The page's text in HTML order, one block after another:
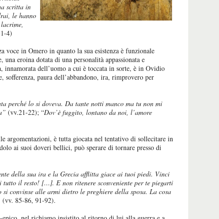
scritta in
le hanno
4)
in Omero in quanto la sua esistenza è funzionale
eroina dotata di una personalità appassionata e
innamorata dell’uomo a cui è toccata in sorte, è in Ovidio
sofferenza, paura dell’abbandono, ira, rimprovero per
perché lo si doveva. Da tante notti manco ma tu non mi
(vv.21-22); “Dov’è fuggito, lontano da noi, l’amore
argomentazioni, è tutta giocata nel tentativo di sollecitare in
ai suoi doveri bellici, può sperare di tornare presso di
della sua ira e la Grecia afflitta giace ai tuoi piedi. Vinci
il resto! […]. E non ritenere sconveniente per te piegarti
convinse alle armi dietro le preghiere della sposa. La cosa
(vv. 85-86, 91-92).